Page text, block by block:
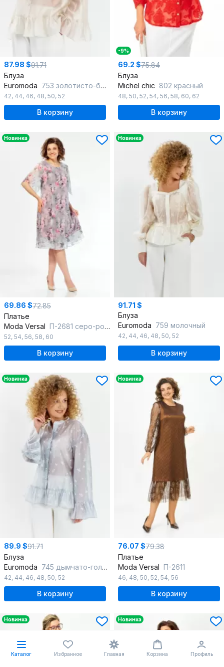
87.98 $91.71
Блуза
Euromoda 753 золотисто-бежевый
42, 44, 46, 48, 50, 52
В корзину
-9%
69.2 $75.84
Блуза
Michel chic 802 красный
48, 50, 52, 54, 56, 58, 60, 62
В корзину
Новинка
69.86 $72.85
Платье
Moda Versal П-2681 серо-розовый
52, 54, 56, 58, 60
В корзину
Новинка
91.71 $
Блуза
Euromoda 759 молочный
42, 44, 46, 48, 50, 52
В корзину
Новинка
89.9 $91.71
Блуза
Euromoda 745 дымчато-голубой
42, 44, 46, 48, 50, 52
В корзину
Новинка
76.07 $79.38
Платье
Moda Versal П-2611
46, 48, 50, 52, 54, 56
В корзину
Новинка Новинка
Каталог Избранное Главная Корзина Профиль